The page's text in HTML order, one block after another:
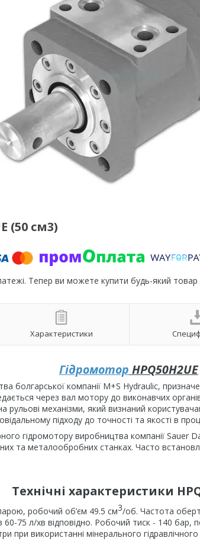
(50 см3)
Тепер ви можете купити будь-який
Характеристики
Гідромотор HPQ50H2UE
болгарської компанії M+S Hydraulic,
через вал мотору до виконавчих
рульові механізми, який визнаний
підходу до точності та якості в
гідромотору виробництва компанії Sauer
та металообробних станках. Часто
Технічні характеристики
робочий об’єм 49.5 см3/об. Частота
75 л/хв відповідно. Робочий тиск - 140 бар,
при використанні мінерального